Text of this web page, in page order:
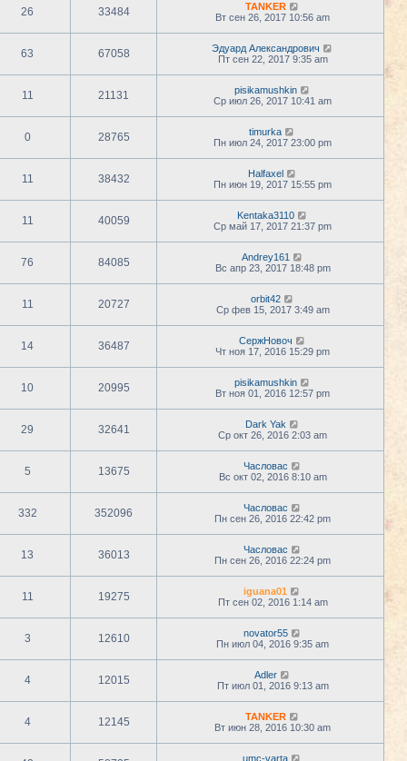
26 33484
TANKER
Вт сен 26, 2017 10:56 am
63 67058
Эдуард Александрович
Пт сен 22, 2017 9:35 am
11 21131
pisikamushkin
Ср июл 26, 2017 10:41 am
0 28765
timurka
Пн июл 24, 2017 23:00 pm
11 38432
Halfaxel
Пн июн 19, 2017 15:55 pm
11 40059
Kentaka3110
Ср май 17, 2017 21:37 pm
76 84085
Andrey161
Вс апр 23, 2017 18:48 pm
11 20727
orbit42
Ср фев 15, 2017 3:49 am
14 36487
СержНовоч
Чт ноя 17, 2016 15:29 pm
10 20995
pisikamushkin
Вт ноя 01, 2016 12:57 pm
29 32641
Dark Yak
Ср окт 26, 2016 2:03 am
5 13675
Часловас
Вс окт 02, 2016 8:10 am
332 352096
Часловас
Пн сен 26, 2016 22:42 pm
13 36013
Часловас
Пн сен 26, 2016 22:24 pm
11 19275
iguana01
Пт сен 02, 2016 1:14 am
3 12610
novator55
Пн июл 04, 2016 9:35 am
4 12015
Adler
Пт июл 01, 2016 9:13 am
4 12145
TANKER
Вт июн 28, 2016 10:30 am
umc-varta